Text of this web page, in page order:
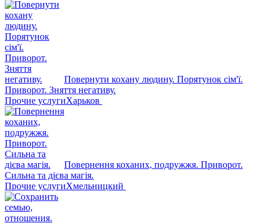
Повернути кохану людину. Порятунок сім'ї.
Приворот. Зняття негативу.
Прочие услугиХарьков
Повернення коханих, подружжя. Приворот.
Сильна та дієва магія.
Прочие услугиХмельницкий